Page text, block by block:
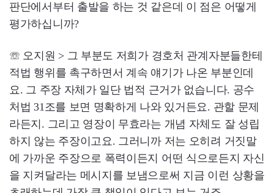
판단에서부터 출발을 하는 것 같은데 이 점은 어떻게
평가하십니까?
☏ 오지원 > 그 부분도 저희가 경호처 관계자분들한테
적법 행위를 촉구하면서 계속 얘기가 나온 부분인데
요. 그 주장 자체가 일단 법적 근거가 없습니다. 공수
처법 31조를 보면 명확하게 나와 있거든요. 관할 문제
라든지. 그리고 영장이 무효라는 개념 자체도 잘 성립
하지 않는 주장이고요. 그러니까 저는 오히려 거짓말
에 가까운 주장으로 폭력이든지 어떤 식으로든지 자신
을 지켜달라는 메시지를 보냄으로써 지금 이런 상황을